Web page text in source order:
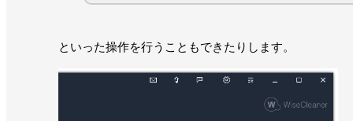
といった操作を行うこともできたりします。